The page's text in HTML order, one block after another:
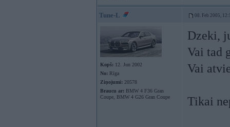
Tune-L 08. Feb 2005,
Kopš: 12. Jun 2002
No: Rīga
Ziņojumi: 20578
Braucu ar: BMW 4 F36 Gran
Coupe, BMW 4 G26 Gran Coupe
Dzeki,
Vai tad
Vai
Tikai